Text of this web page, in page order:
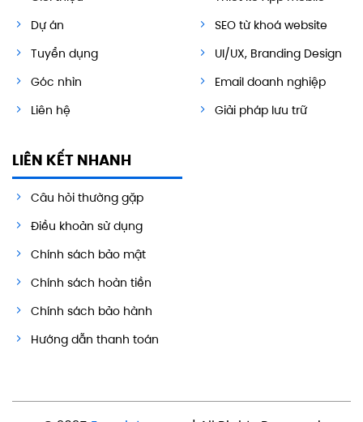
Dự án
Tuyển dụng
Góc nhìn
Liên hệ
SEO từ khoá website
UI/UX, Branding Design
Email doanh nghiệp
Giải pháp lưu trữ
LIÊN KẾT NHANH
Câu hỏi thường gặp
Điều khoản sử dụng
Chính sách bảo mật
Chính sách hoàn tiền
Chính sách bảo hành
Hướng dẫn thanh toán